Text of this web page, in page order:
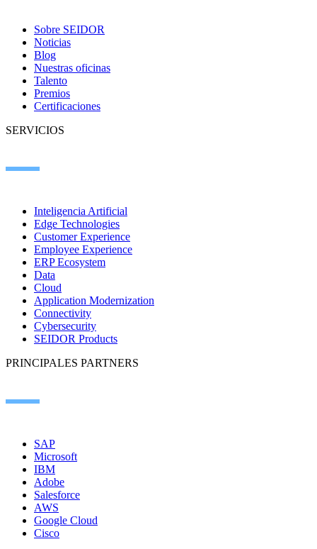
Sobre SEIDOR
Noticias
Blog
Nuestras oficinas
Talento
Premios
Certificaciones
SERVICIOS
Inteligencia Artificial
Edge Technologies
Customer Experience
Employee Experience
ERP Ecosystem
Data
Cloud
Application Modernization
Connectivity
Cybersecurity
SEIDOR Products
PRINCIPALES PARTNERS
SAP
Microsoft
IBM
Adobe
Salesforce
AWS
Google Cloud
Cisco